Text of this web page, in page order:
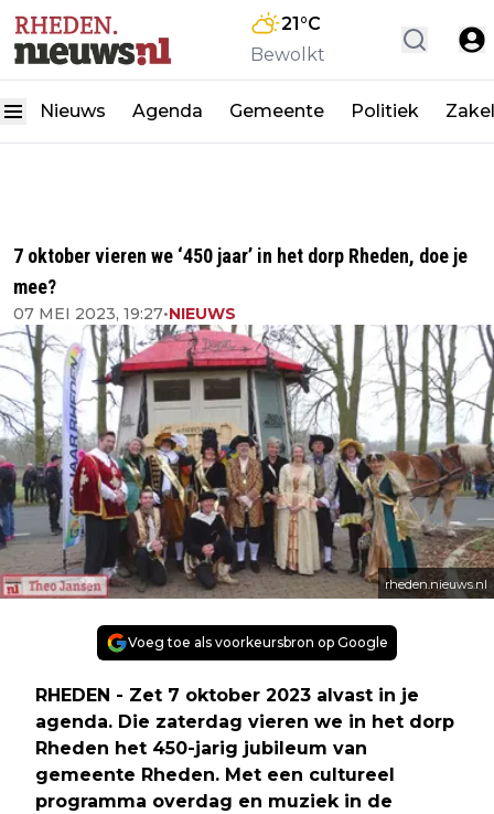
21°C
Bewolkt
Nieuws Agenda Gemeente Politiek
7 oktober vieren we ‘450 jaar’ in het dorp Rheden, doe je
mee?
07 MEI 2023, 19:27•NIEUWS
rheden.nieuws.nl
Voeg toe als voorkeursbron op Google
RHEDEN - Zet 7 oktober 2023 alvast in je
agenda. Die zaterdag vieren we in het dorp
Rheden het 450-jarig jubileum van
gemeente Rheden. Met een cultureel
programma overdag en muziek in de